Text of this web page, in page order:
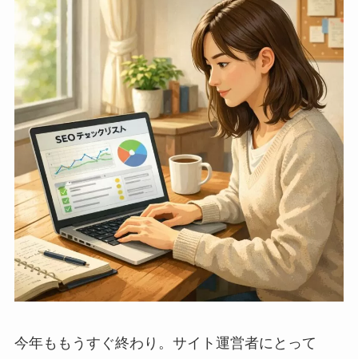
今年ももうすぐ終わり。サイト運営者にとって